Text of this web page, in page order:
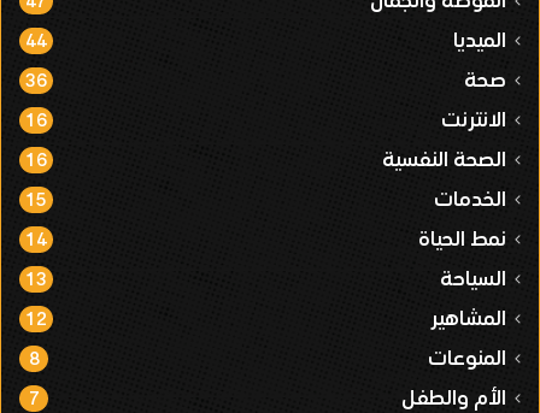
الميديا 44
صحة 36
الانترنت 16
الصحة النفسية 16
الخدمات 15
نمط الحياة 14
السياحة 13
المشاهير 12
المنوعات 8
الأم والطفل 7